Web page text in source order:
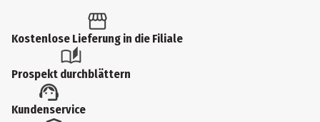
Kostenlose Lieferung in die Filiale
Prospekt durchblättern
Kundenservice